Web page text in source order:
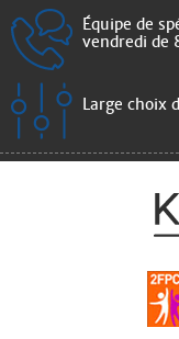
Équipe de
vendredi de
Large choix